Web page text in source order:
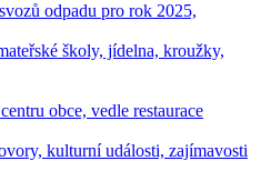
odpadu pro rok 2025,
školy, jídelna, kroužky,
obce, vedle restaurace
kulturní události, zajímavosti